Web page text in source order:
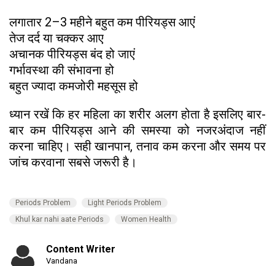
लगातार 2–3 महीने बहुत कम पीरियड्स आएं
तेज दर्द या चक्कर आए
अचानक पीरियड्स बंद हो जाएं
गर्भावस्था की संभावना हो
बहुत ज्यादा कमजोरी महसूस हो
ध्यान रखें कि हर महिला का शरीर अलग होता है इसलिए बार-
बार कम पीरियड्स आने की समस्या को नजरअंदाज नहीं
करना चाहिए। सही खानपान, तनाव कम करना और समय पर
जांच करवाना सबसे जरूरी है।
Periods Problem
Light Periods Problem
Khul kar nahi aate Periods
Women Health
Content Writer
Vandana